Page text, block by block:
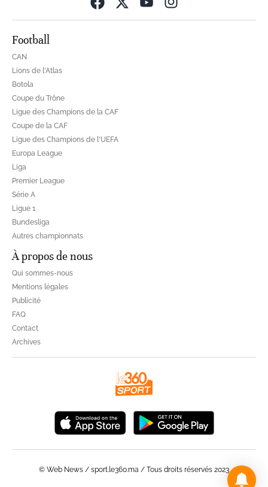
Football
CAN
Lions de l'Atlas
Botola
Coupe du Trône
Ligue des Champions de la CAF
Coupe de la CAF
Ligue des Champions de l'UEFA
Europa League
Liga
Premier League
Série A
Ligue 1
Bundesliga
Autres championnats
À propos de nous
Qui sommes-nous
Mentions légales
Publicité
FAQ
Contact
Archives
© Web News / sport.le360.ma / Tous droits réservés 2023